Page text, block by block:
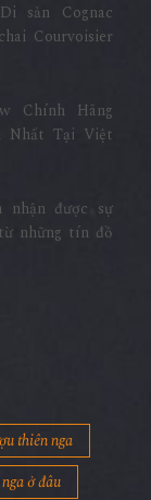
sản Cognac
Courvoisier
Chính Hãng
Nhất Tại Việt
nhận được sự
những tín đồ
thiên nga
ở đâu